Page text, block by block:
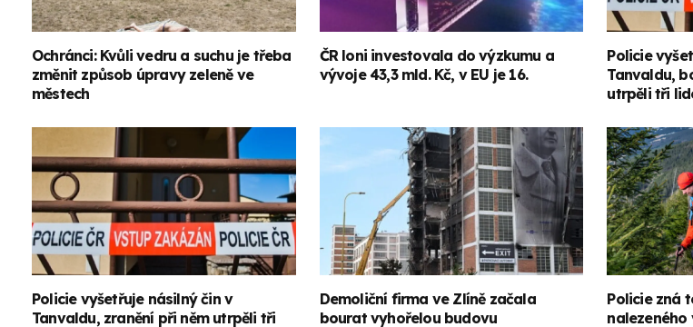
Ochránci: Kvůli vedru a suchu je třeba
změnit způsob úpravy zeleně ve
městech
ČR loni investovala do výzkumu a
vývoje 43,3 mld. Kč, v EU je 16.
Policie
Tanvaldu,
utrpěli tři
Policie vyšetřuje násilný čin v
Tanvaldu, zranění při něm utrpěli tři
Demoliční firma ve Zlíně začala
bourat vyhořelou budovu
Policie zná
nalezeného